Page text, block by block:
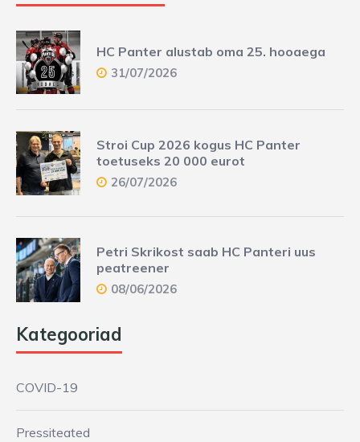
HC Panter alustab oma 25. hooaega
31/07/2026
Stroi Cup 2026 kogus HC Panter
toetuseks 20 000 eurot
26/07/2026
Petri Skrikost saab HC Panteri uus
peatreener
08/06/2026
Kategooriad
COVID-19
Pressiteated